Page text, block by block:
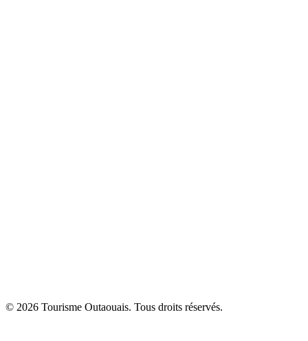
© 2026 Tourisme Outaouais. Tous droits réservés.